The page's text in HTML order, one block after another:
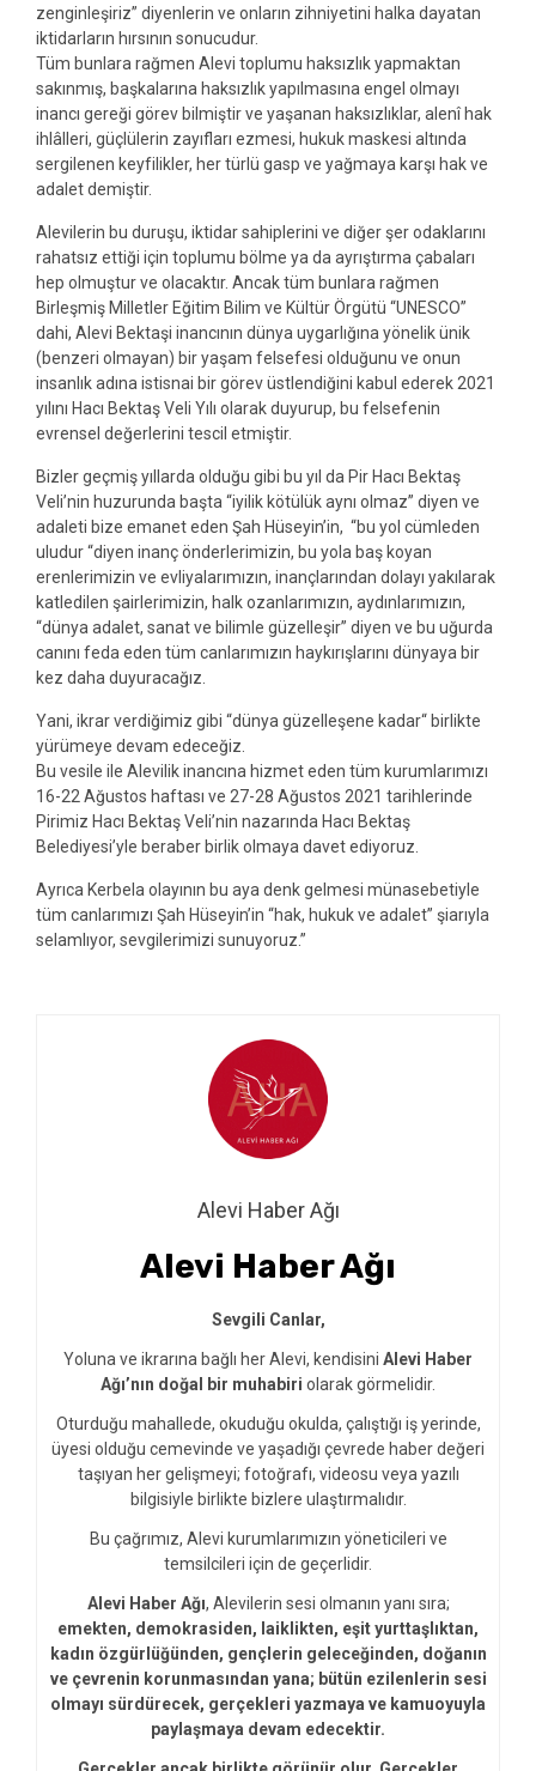
zenginleşiriz” diyenlerin ve onların zihniyetini halka dayatan
iktidarların hırsının sonucudur.
Tüm bunlara rağmen Alevi toplumu haksızlık yapmaktan
sakınmış, başkalarına haksızlık yapılmasına engel olmayı
inancı gereği görev bilmiştir ve yaşanan haksızlıklar, alenî hak
ihlâlleri, güçlülerin zayıfları ezmesi, hukuk maskesi altında
sergilenen keyfilikler, her türlü gasp ve yağmaya karşı hak ve
adalet demiştir.
Alevilerin bu duruşu, iktidar sahiplerini ve diğer şer odaklarını
rahatsız ettiği için toplumu bölme ya da ayrıştırma çabaları
hep olmuştur ve olacaktır. Ancak tüm bunlara rağmen
Birleşmiş Milletler Eğitim Bilim ve Kültür Örgütü “UNESCO”
dahi, Alevi Bektaşi inancının dünya uygarlığına yönelik ünik
(benzeri olmayan) bir yaşam felsefesi olduğunu ve onun
insanlık adına istisnai bir görev üstlendiğini kabul ederek 2021
yılını Hacı Bektaş Veli Yılı olarak duyurup, bu felsefenin
evrensel değerlerini tescil etmiştir.
Bizler geçmiş yıllarda olduğu gibi bu yıl da Pir Hacı Bektaş
Veli’nin huzurunda başta “iyilik kötülük aynı olmaz” diyen ve
adaleti bize emanet eden Şah Hüseyin’in, “bu yol cümleden
uludur “diyen inanç önderlerimizin, bu yola baş koyan
erenlerimizin ve evliyalarımızın, inançlarından dolayı yakılarak
katledilen şairlerimizin, halk ozanlarımızın, aydınlarımızın,
“dünya adalet, sanat ve bilimle güzelleşir” diyen ve bu uğurda
canını feda eden tüm canlarımızın haykırışlarını dünyaya bir
kez daha duyuracağız.
Yani, ikrar verdiğimiz gibi “dünya güzelleşene kadar“ birlikte
yürümeye devam edeceğiz.
Bu vesile ile Alevilik inancına hizmet eden tüm kurumlarımızı
16-22 Ağustos haftası ve 27-28 Ağustos 2021 tarihlerinde
Pirimiz Hacı Bektaş Veli’nin nazarında Hacı Bektaş
Belediyesi’yle beraber birlik olmaya davet ediyoruz.
Ayrıca Kerbela olayının bu aya denk gelmesi münasebetiyle
tüm canlarımızı Şah Hüseyin’in “hak, hukuk ve adalet” şiarıyla
selamlıyor, sevgilerimizi sunuyoruz.”
Alevi Haber Ağı
Alevi Haber Ağı
Sevgili Canlar,
Yoluna ve ikrarına bağlı her Alevi, kendisini Alevi Haber
Ağı’nın doğal bir muhabiri olarak görmelidir.
Oturduğu mahallede, okuduğu okulda, çalıştığı iş yerinde,
üyesi olduğu cemevinde ve yaşadığı çevrede haber değeri
taşıyan her gelişmeyi; fotoğrafı, videosu veya yazılı
bilgisiyle birlikte bizlere ulaştırmalıdır.
Bu çağrımız, Alevi kurumlarımızın yöneticileri ve
temsilcileri için de geçerlidir.
Alevi Haber Ağı, Alevilerin sesi olmanın yanı sıra;
emekten, demokrasiden, laiklikten, eşit yurttaşlıktan,
kadın özgürlüğünden, gençlerin geleceğinden, doğanın
ve çevrenin korunmasından yana; bütün ezilenlerin sesi
olmayı sürdürecek, gerçekleri yazmaya ve kamuoyuyla
paylaşmaya devam edecektir.